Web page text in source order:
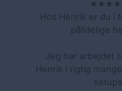
Hos Henrik er du i
pålidelige
Jeg har arbejdet
Henrik i rigtig